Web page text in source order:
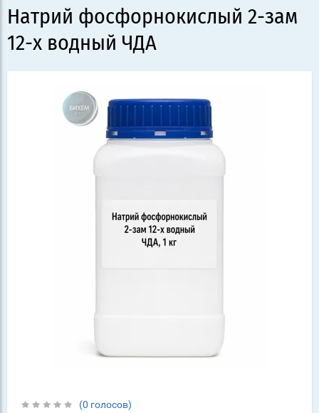
Натрий фосфорнокислый 2-зам
12-х водный ЧДА
(0 голосов)